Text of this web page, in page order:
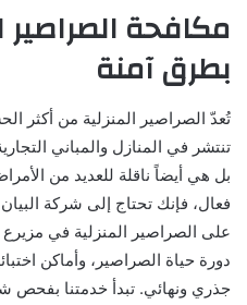
مكافحة الصراصير
بطرق آمنة
تُعدّ الصراصير المنزلية من أكثر
تنتشر في المنازل والمباني
بل هي أيضاً ناقلة للعديد من
فعال، فإنك تحتاج إلى شركة
على الصراصير المنزلية في
دورة حياة الصراصير، وأماكن
جذري ونهائي. تبدأ خدمتنا بفحص